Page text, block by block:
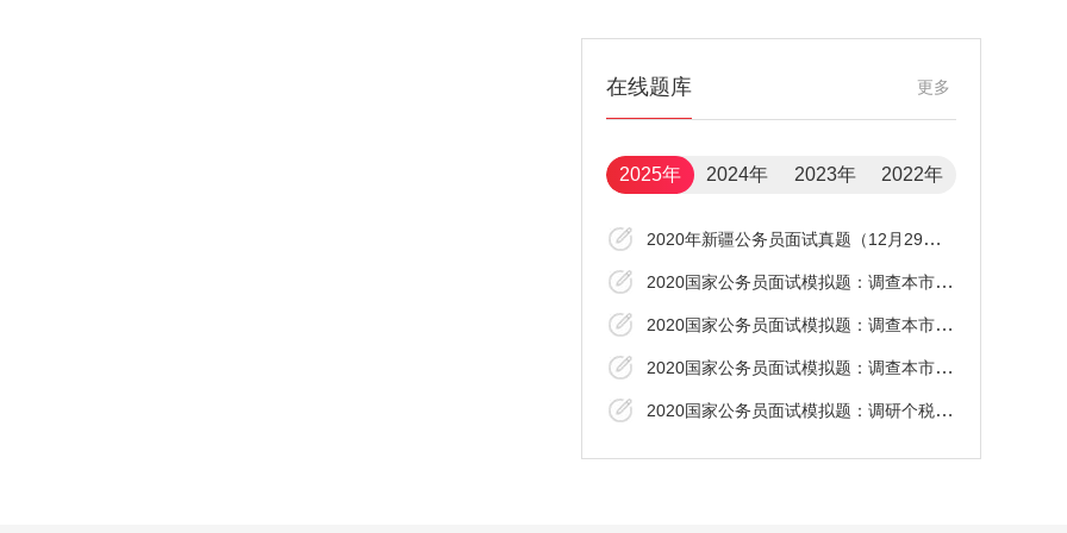
更多
在线题库
2025年 2024年 2023年 2022年
2020年新疆公务员面试真题（12月29日下午）
2020国家公务员面试模拟题：调查本市老百姓的日常出行
2020国家公务员面试模拟题：调查本市老百姓的日常出行
2020国家公务员面试模拟题：调查本市老百姓的日常出行
2020国家公务员面试模拟题：调研个税改革的效果